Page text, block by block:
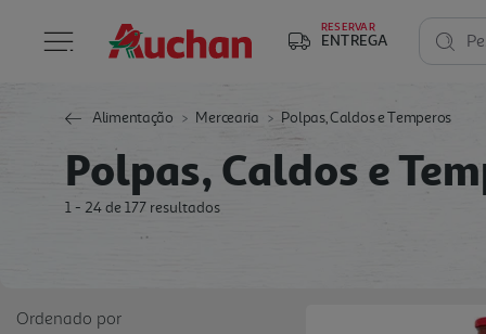
RESERVAR
ENTREGA
Alimentação Mercearia Polpas, Caldos e Temperos
Polpas, Caldos e
1 - 24 de 177 resultados
Ordenado por